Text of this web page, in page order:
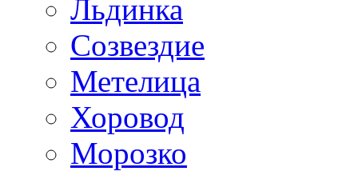
Льдинка
Созвездие
Метелица
Хоровод
Морозко